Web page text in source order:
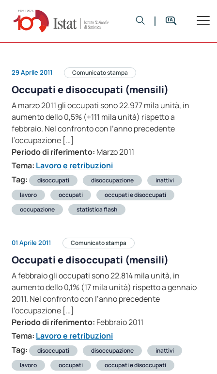
29 Aprile 2011 Comunicato stampa
Occupati e disoccupati (mensili)
A marzo 2011 gli occupati sono 22.977 mila unità, in
aumento dello 0,5% (+111 mila unità) rispetto a
febbraio. Nel confronto con l’anno precedente
l’occupazione […]
Periodo di riferimento: Marzo 2011
Tema: Lavoro e retribuzioni
Tag:
disoccupati disoccupazione
inattivi
lavoro
occupati
occupati e disoccupati
occupazione
statistica flash
01 Aprile 2011 Comunicato stampa
Occupati e disoccupati (mensili)
A febbraio gli occupati sono 22.814 mila unità, in
aumento dello 0,1% (17 mila unità) rispetto a gennaio
2011. Nel confronto con l’anno precedente
l’occupazione […]
Periodo di riferimento: Febbraio 2011
Tema: Lavoro e retribuzioni
Tag:
disoccupati disoccupazione
inattivi
lavoro
occupati
occupati e disoccupati